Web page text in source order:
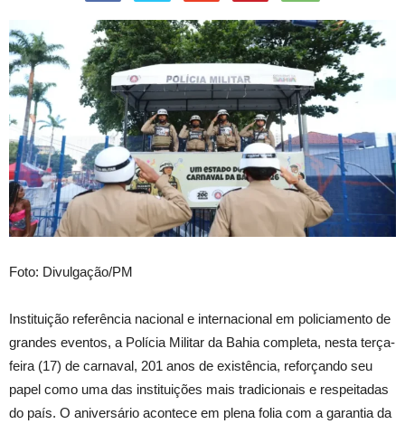
Foto: Divulgação/PM
Instituição referência nacional e internacional em policiamento de
grandes eventos, a Polícia Militar da Bahia completa, nesta terça-
feira (17) de carnaval, 201 anos de existência, reforçando seu
papel como uma das instituições mais tradicionais e respeitadas
do país. O aniversário acontece em plena folia com a garantia da